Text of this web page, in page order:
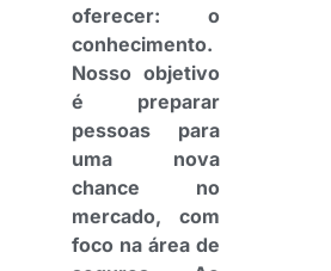
oferecer: o
conhecimento.
Nosso objetivo
é preparar
pessoas para
uma nova
chance no
mercado, com
foco na área de